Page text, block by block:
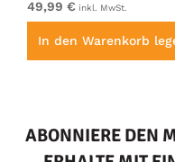
49,99 € inkl. MwSt.
In den Warenkorb
ABONNIERE DEN